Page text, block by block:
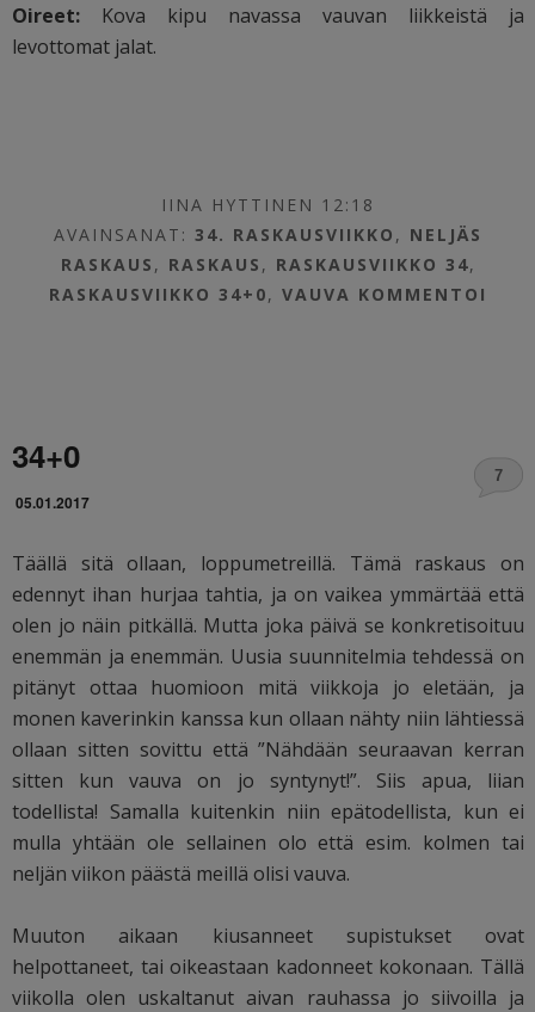
Oireet: Kova kipu navassa vauvan liikkeistä ja
levottomat jalat.
IINA HYTTINEN 12:18
AVAINSANAT:34. RASKAUSVIIKKO , NELJÄS
RASKAUS , RASKAUS , RASKAUSVIIKKO 34,
RASKAUSVIIKKO 34+0,VAUVA KOMMENTOI
34+0
05.01.2017
7
Täällä sitä ollaan, loppumetreillä. Tämä raskaus on
edennyt ihan hurjaa tahtia, ja on vaikea ymmärtää että
olen jo näin pitkällä. Mutta joka päivä se konkretisoituu
enemmän ja enemmän. Uusia suunnitelmia tehdessä on
pitänyt ottaa huomioon mitä viikkoja jo eletään, ja
monen kaverinkin kanssa kun ollaan nähty niin lähtiessä
ollaan sitten sovittu että ”Nähdään seuraavan kerran
sitten kun vauva on jo syntynyt!”. Siis apua, liian
todellista! Samalla kuitenkin niin epätodellista, kun ei
mulla yhtään ole sellainen olo että esim. kolmen tai
neljän viikon päästä meillä olisi vauva.
Muuton aikaan kiusanneet supistukset ovat
helpottaneet, tai oikeastaan kadonneet kokonaan. Tällä
viikolla olen uskaltanut aivan rauhassa jo siivoilla ja